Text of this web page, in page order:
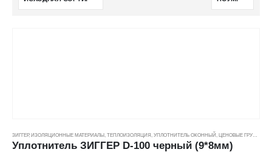
ЗИГГЕР, ИЗОЛЯЦИОННЫЕ МАТЕРИАЛЫ ТЕПЛОИЗОЛЯЦИЯ УПЛОТНИТЕЛЬ ОКОННЫЙ ЦЕНОВЫЕ ГРУППЫ
Уплотнитель ЗИГГЕР D-100 черный (9*8мм)